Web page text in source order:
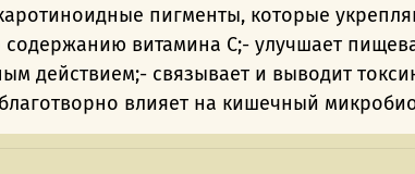
пигменты, которые
витамина C;- улучшает
действием;- связывает и выводит
влияет на кишечный